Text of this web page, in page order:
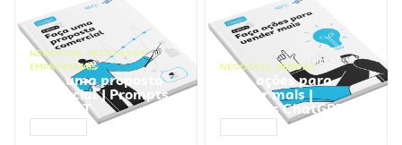
NEGÓCIOS, PROCESSOS
EMPRESARIAIS
Faça uma proposta
comercial | Prompts
ChatGPT
NEGÓCIOS, VENDAS
Faça ações para
vender mais |
Prompts ChatGPT